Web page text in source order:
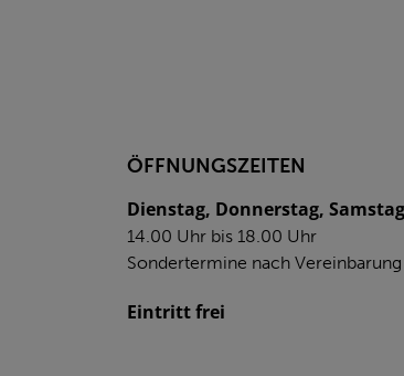
ÖFFNUNGSZEITEN
Dienstag, Donnerstag,
14.00 Uhr bis 18.00 Uhr
Sondertermine nach Vereinbarung
Eintritt frei